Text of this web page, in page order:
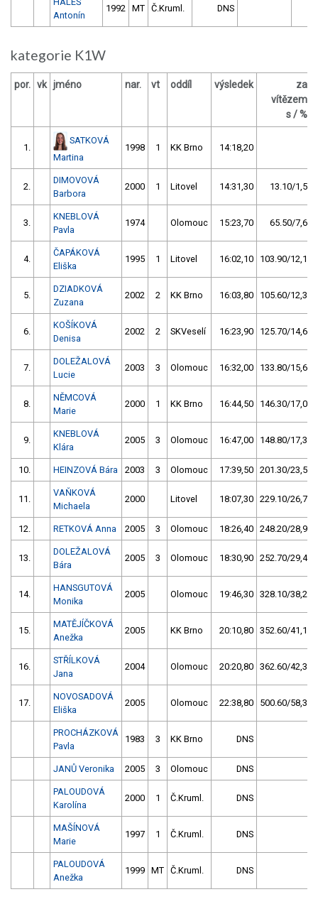
Antonín
1992 MT Č.Kruml. DNS
kategorie K1W
por. vk jméno nar. vt oddíl výsledek
za
vítězem
s / %
1.
SATKOVÁ
Martina
1998 1 KK Brno 14:18,20
2.
DIMOVOVÁ
Barbora
2000 1 Litovel 14:31,30 13.10/1,5
3.
KNEBLOVÁ
Pavla
1974 Olomouc 15:23,70 65.50/7,6
4.
ČAPÁKOVÁ
Eliška
1995 1 Litovel 16:02,10 103.90/12,1
5.
DZIADKOVÁ
Zuzana
2002 2 KK Brno 16:03,80 105.60/12,3
6.
KOŠÍKOVÁ
Denisa
2002 2 SKVeselí 16:23,90 125.70/14,6
7.
DOLEŽALOVÁ
Lucie
2003 3 Olomouc 16:32,00 133.80/15,6
8.
NĚMCOVÁ
Marie
2000 1 KK Brno 16:44,50 146.30/17,0
9.
KNEBLOVÁ
Klára
2005 3 Olomouc 16:47,00 148.80/17,3
10. HEINZOVÁ Bára 2003 3 Olomouc 17:39,50 201.30/23,5
11.
VAŇKOVÁ
Michaela
2000 Litovel 18:07,30 229.10/26,7
12. RETKOVÁ Anna 2005 3 Olomouc 18:26,40 248.20/28,9
13.
DOLEŽALOVÁ
Bára
2005 3 Olomouc 18:30,90 252.70/29,4
14.
HANSGUTOVÁ
Monika
2005 Olomouc 19:46,30 328.10/38,2
15.
MATĚJÍČKOVÁ
Anežka
2005 KK Brno 20:10,80 352.60/41,1
16.
STŘÍLKOVÁ
Jana
2004 Olomouc 20:20,80 362.60/42,3
17.
NOVOSADOVÁ
Eliška
2005 Olomouc 22:38,80 500.60/58,3
PROCHÁZKOVÁ
Pavla
1983 3 KK Brno DNS
JANŮ Veronika 2005 3 Olomouc DNS
PALOUDOVÁ
Karolína
2000 1 Č.Kruml. DNS
MAŠÍNOVÁ
Marie
1997 1 Č.Kruml. DNS
PALOUDOVÁ
Anežka
1999 MT Č.Kruml. DNS